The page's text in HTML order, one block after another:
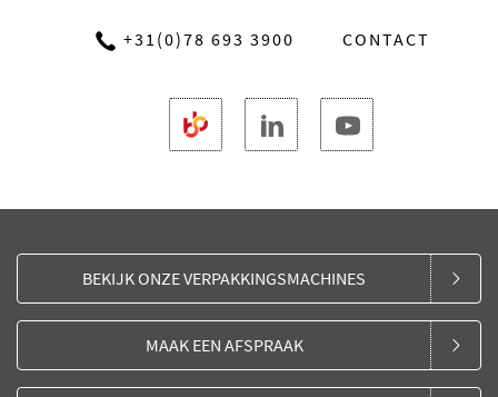
+31(0)78 693 3900 CONTACT
BEKIJK ONZE VERPAKKINGSMACHINES
MAAK EEN AFSPRAAK